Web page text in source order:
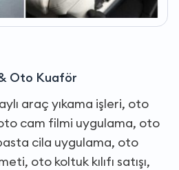
Oto Kuaför
araç yıkama işleri, oto
cam filmi uygulama, oto
cila uygulama, oto
oto koltuk kılıfı satışı,